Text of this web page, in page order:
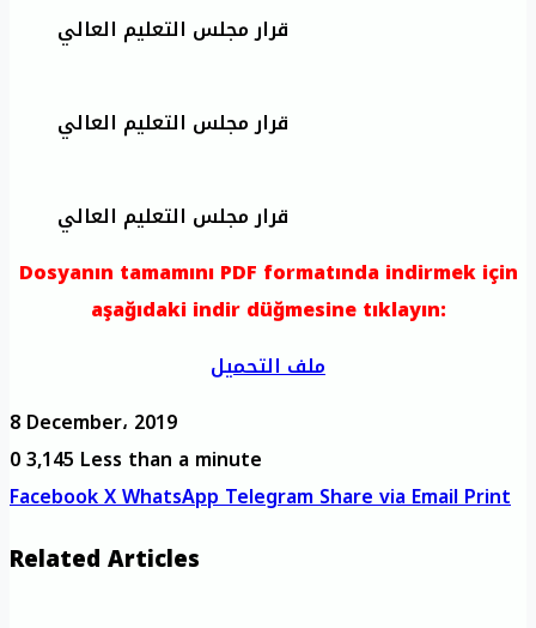
قرار مجلس التعليم العالي
قرار مجلس التعليم العالي
قرار مجلس التعليم العالي
Dosyanın tamamını PDF formatında indirmek için
aşağıdaki indir düğmesine tıklayın:
ملف التحميل
8 December، 2019
03,145 Less than a minute
FacebookXWhatsAppTelegramShare via EmailPrint
Related Articles